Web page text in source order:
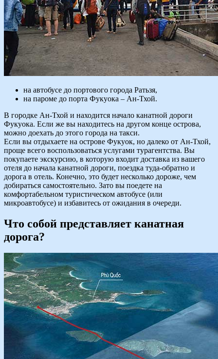
на автобусе до портового города Ратьзя,
на пароме до порта Фукуока – Ан-Тхой.
В городке Ан-Тхой и находится начало канатной дороги
Фукуока. Если же вы находитесь на другом конце острова,
можно доехать до этого города на такси.
Если вы отдыхаете на острове Фукуок, но далеко от Ан-Тхой,
проще всего воспользоваться услугами турагентства. Вы
покупаете экскурсию, в которую входит доставка из вашего
отеля до начала канатной дороги, поездка туда-обратно и
дорога в отель. Конечно, это будет несколько дороже, чем
добираться самостоятельно. Зато вы поедете на
комфортабельном туристическом автобусе (или
микроавтобусе) и избавитесь от ожидания в очереди.
Что собой представляет канатная
дорога?